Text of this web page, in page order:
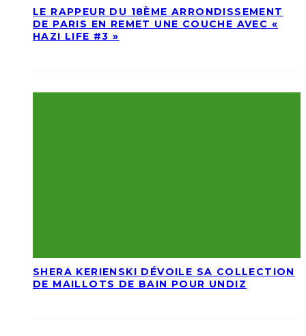
LE RAPPEUR DU 18ÈME ARRONDISSEMENT
DE PARIS EN REMET UNE COUCHE AVEC «
HAZI LIFE #3 »
SHERA KERIENSKI DÉVOILE SA COLLECTION
DE MAILLOTS DE BAIN POUR UNDIZ